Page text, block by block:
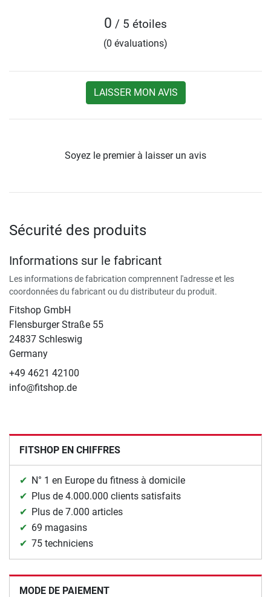
0 / 5 étoiles
(0 évaluations)
LAISSER MON AVIS
Soyez le premier à laisser un avis
Sécurité des produits
Informations sur le fabricant
Les informations de fabrication comprennent l'adresse et les
coordonnées du fabricant ou du distributeur du produit.
Fitshop GmbH
Flensburger Straße 55
24837 Schleswig
Germany
+49 4621 42100
info@fitshop.de
FITSHOP EN CHIFFRES
N° 1 en Europe du fitness à domicile
Plus de 4.000.000 clients satisfaits
Plus de 7.000 articles
69 magasins
75 techniciens
MODE DE PAIEMENT